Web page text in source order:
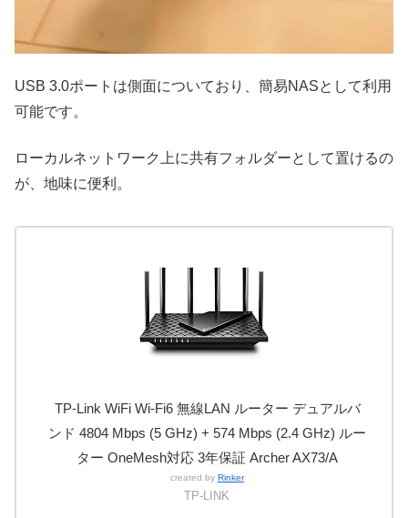
USB 3.0ポートは側面についており、簡易NASとして利用
可能です。
ローカルネットワーク上に共有フォルダーとして置けるの
が、地味に便利。
TP-Link WiFi Wi-Fi6 無線LAN ルーター デュアルバ
ンド 4804 Mbps (5 GHz) + 574 Mbps (2.4 GHz) ルー
ター OneMesh対応 3年保証 Archer AX73/A
created by Rinker
TP-LINK